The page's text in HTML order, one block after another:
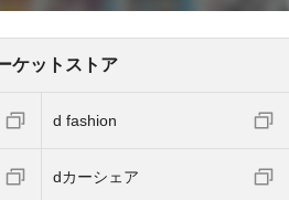
ケットストア
d fashion
dカーシェア